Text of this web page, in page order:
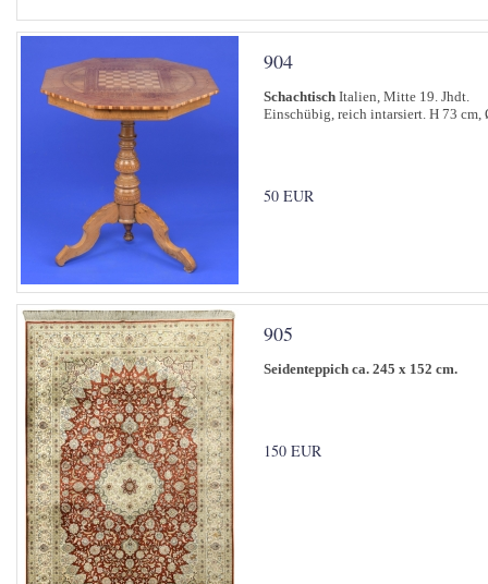
904
Schachtisch Italien, Mitte 19. Jhdt.
Einschübig, reich intarsiert. H 73 cm,
50 EUR
905
Seidenteppich ca. 245 x 152 cm.
150 EUR